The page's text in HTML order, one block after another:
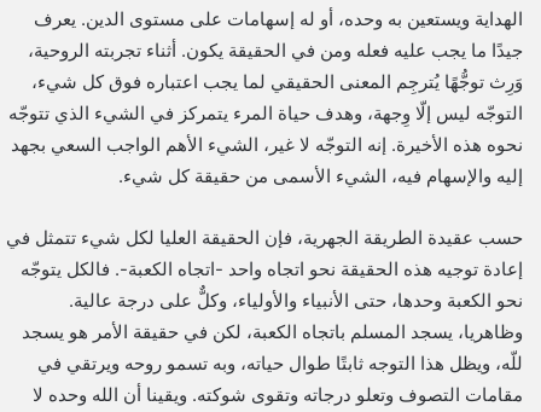
الهداية ويستعين به وحده، أو له إسهامات على مستوى الدين. يعرف
جيدًا ما يجب عليه فعله ومن في الحقيقة يكون. أثناء تجربته الروحية،
وَرِث توجُّهًا يُترجِم المعنى الحقيقي لما يجب اعتباره فوق كل شيء،
التوجّه ليس إلّا وِجهة، وهدف حياة المرء يتمركز في الشيء الذي تتوجّه
نحوه هذه الأخيرة. إنه التوجّه لا غير، الشيء الأهم الواجب السعي بجهد
إليه والإسهام فيه، الشيء الأسمى من حقيقة كل شيء.
حسب عقيدة الطريقة الجهرية، فإن الحقيقة العليا لكل شيء تتمثل في
إعادة توجيه هذه الحقيقة نحو اتجاه واحد -اتجاه الكعبة-. فالكل يتوجّه
نحو الكعبة وحدها، حتى الأنبياء والأولياء، وكلٌّ على درجة عالية.
وظاهريا، يسجد المسلم باتجاه الكعبة، لكن في حقيقة الأمر هو يسجد
للّه، ويظل هذا التوجه ثابتًا طوال حياته، وبه تسمو روحه ويرتقي في
مقامات التصوف وتعلو درجاته وتقوى شوكته. ويقينا أن الله وحده لا